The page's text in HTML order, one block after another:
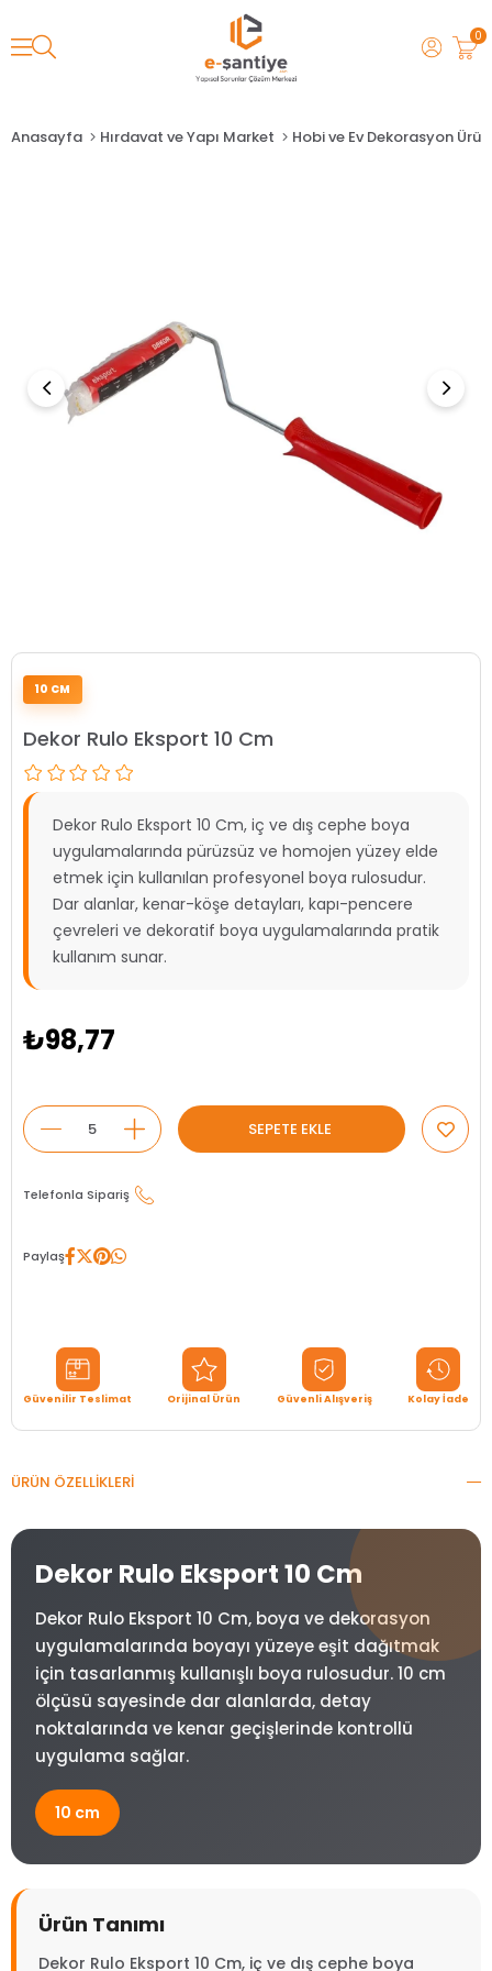
0
Anasayfa Hırdavat ve Yapı Market Hobi ve Ev Dekorasyon
10 CM
Dekor Rulo Eksport 10 Cm
Dekor Rulo Eksport 10 Cm, iç ve dış cephe boya
uygulamalarında pürüzsüz ve homojen yüzey elde
etmek için kullanılan profesyonel boya rulosudur.
Dar alanlar, kenar-köşe detayları, kapı-pencere
çevreleri ve dekoratif boya uygulamalarında pratik
kullanım sunar.
₺98,77
Telefonla Sipariş
Paylaş
Güvenilir Teslimat Orijinal Ürün Güvenli Alışveriş Kolay İade
ÜRÜN ÖZELLIKLERI
Dekor Rulo Eksport 10 Cm
Dekor Rulo Eksport 10 Cm, boya ve dekorasyon
uygulamalarında boyayı yüzeye eşit dağıtmak
için tasarlanmış kullanışlı boya rulosudur. 10 cm
ölçüsü sayesinde dar alanlarda, detay
noktalarında ve kenar geçişlerinde kontrollü
uygulama sağlar.
10 cm
Ürün Tanımı
Dekor Rulo Eksport 10 Cm, iç ve dış cephe boya